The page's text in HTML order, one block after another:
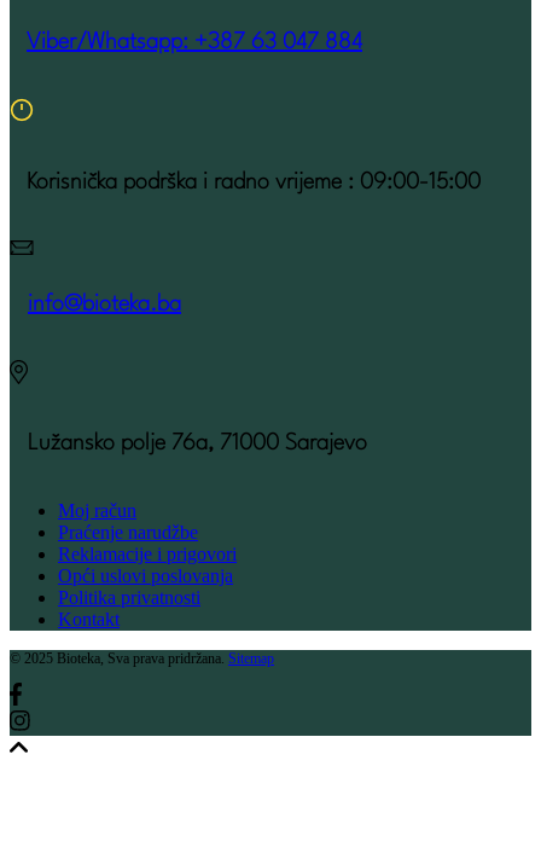
Viber/Whatsapp: +387 63 047 884
Korisnička podrška i radno vrijeme : 09:00-15:00
info@bioteka.ba
Lužansko polje 76a, 71000 Sarajevo
Moj račun
Praćenje narudžbe
Reklamacije i prigovori
Opći uslovi poslovanja
Politika privatnosti
Kontakt
© 2025 Bioteka, Sva prava pridržana. Sitemap